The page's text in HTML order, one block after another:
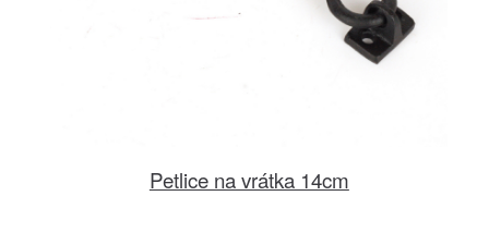
Petlice na vrátka 14cm